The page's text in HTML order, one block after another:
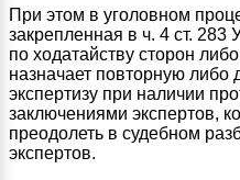
При этом в уголовном
закрепленная в ч. 4 ст. 283
по ходатайству сторон
назначает повторную либо
экспертизу при наличии
заключениями экспертов,
преодолеть в судебном
экспертов.